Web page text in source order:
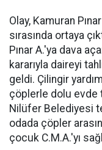
Olay, Kamuran
sırasında ortaya
Pınar A.'ya dava
kararıyla daireyi
geldi. Çilingir
çöplerle dolu evde
Nilüfer Belediyesi
odada çöpler
çocuk C.M.A.'yı